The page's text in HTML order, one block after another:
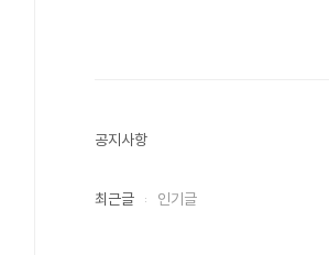
공지사항
최근글 인기글